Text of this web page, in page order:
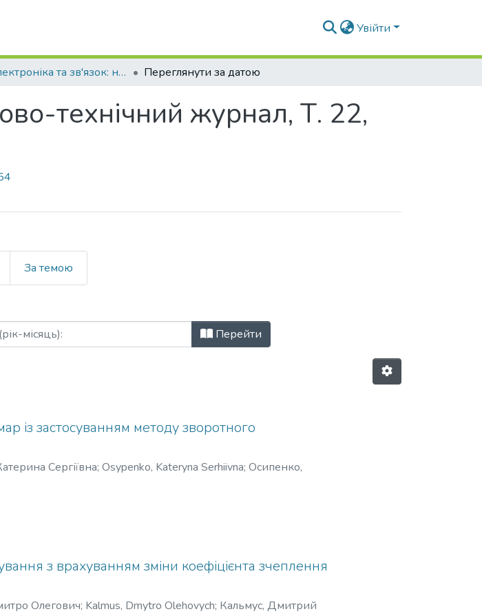
Увійти
Електроніка та зв'язок: науково-технічний журнал, Т. 22, № 3(98) Переглянути за датою
технічний журнал, Т. 22,
За темою
технічний журнал, Т. 22, № 3(98) за Дата
Перейти
із застосуванням методу зворотного
Сергіївна; Osypenko, Kateryna Serhiivna; Осипенко,
з врахуванням зміни коефіцієнта зчеплення
Олегович; Kalmus, Dmytro Olehovych; Кальмус, Дмитрий